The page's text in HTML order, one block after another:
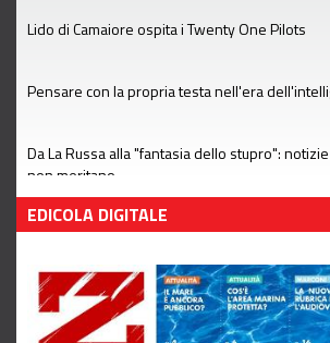
Lido di Camaiore ospita i Twenty One Pilots
Pensare con la propria testa nell'era
Da La Russa alla "fantasia dello stupro":
non meritano
EDICOLA DIGITALE